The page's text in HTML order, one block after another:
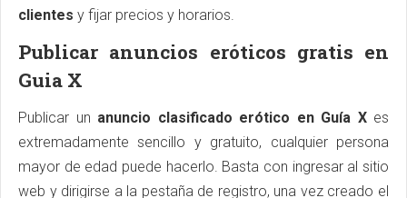
clientes y fijar precios y horarios.
Publicar anuncios eróticos gratis en
Guia X
Publicar un anuncio clasificado erótico en Guía Xes
extremadamente sencillo y gratuito, cualquier persona
mayor de edad puede hacerlo. Basta con ingresar al sitio
web y dirigirse a la pestaña de registro, una vez creado el